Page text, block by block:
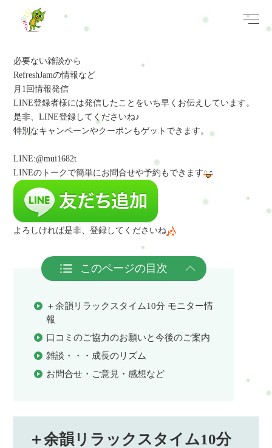
必要ない雑談から
RefreshJamの情報など
月1回情報発信
LINE登録者様には発信したことをいち早くお伝えしています。
是非、LINE登録してくださいね♪
特別なキャンペーンやクーポンもゲットできます。
LINE:@mui1682t
LINEのトークで簡単にお問合せや予約 もできます
よろしければ是非、登録してくださいね
このページの目次
＋余韻リラックスタイム10分 モニター情
報
口コミのご協力のお願いと今後のご案内
雑談・・・成長のリズム
お問合せ・ご意見・感想など
＋余韻リラックスタイム10分